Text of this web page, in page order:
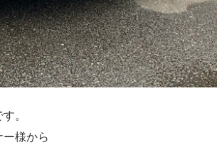
。
様から